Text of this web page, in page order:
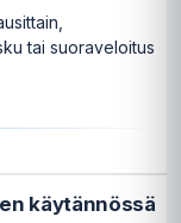
tai suoraveloitus
käytännössä